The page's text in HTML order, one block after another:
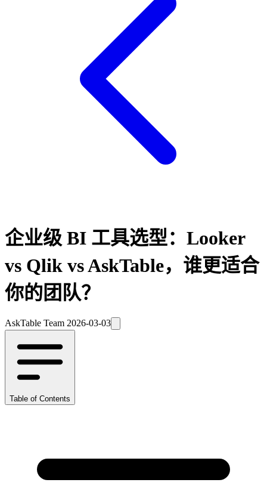
企业级 BI 工具选型：Looker
vs Qlik vs AskTable，谁更适合
你的团队？
AskTable Team 2026-03-03
Table of Contents